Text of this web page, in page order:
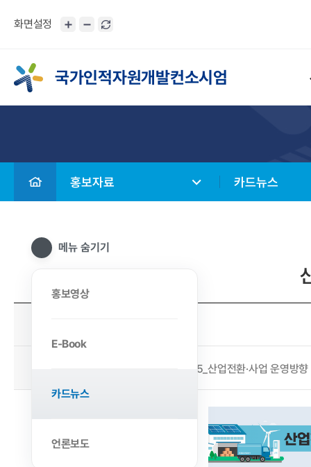
화면설정
국가인적자원개발컨소시엄
메뉴 숨기기
홍보영상
E-Book
카드뉴스
언론보도
홍보자료 카드뉴스
인포그래픽5_산업전환·사업 운영